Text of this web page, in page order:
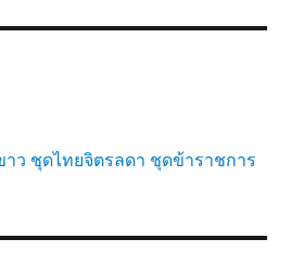
ว ชุดไทยจิตรลดา ชุดข้าราชการ